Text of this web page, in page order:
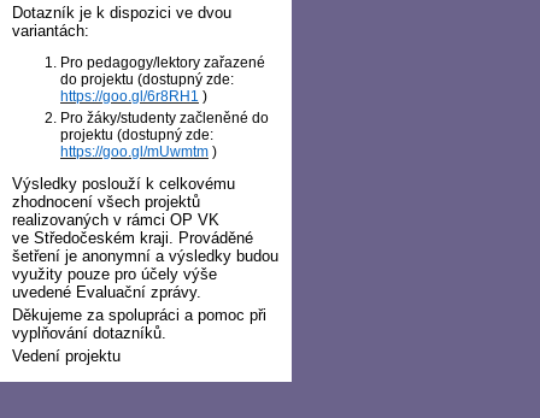
Dotazník je k dispozici ve dvou
variantách:
Pro pedagogy/lektory zařazené
do projektu (dostupný zde:
https://goo.gl/6r8RH1 )
Pro žáky/studenty začleněné do
projektu (dostupný zde:
https://goo.gl/mUwmtm )
Výsledky poslouží k celkovému
zhodnocení všech projektů
realizovaných v rámci OP VK
ve Středočeském kraji. Prováděné
šetření je anonymní a výsledky budou
využity pouze pro účely výše
uvedené Evaluační zprávy.
Děkujeme za spolupráci a pomoc při
vyplňování dotazníků.
Vedení projektu